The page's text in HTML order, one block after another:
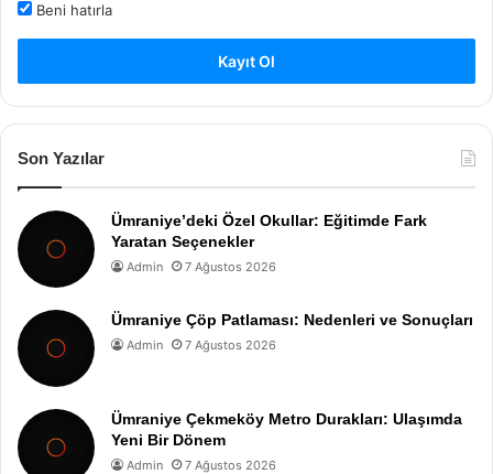
Beni hatırla
Kayıt Ol
Son Yazılar
Ümraniye’deki Özel Okullar: Eğitimde Fark
Yaratan Seçenekler
Admin 7 Ağustos 2026
Ümraniye Çöp Patlaması: Nedenleri ve Sonuçları
Admin 7 Ağustos 2026
Ümraniye Çekmeköy Metro Durakları: Ulaşımda
Yeni Bir Dönem
Admin 7 Ağustos 2026